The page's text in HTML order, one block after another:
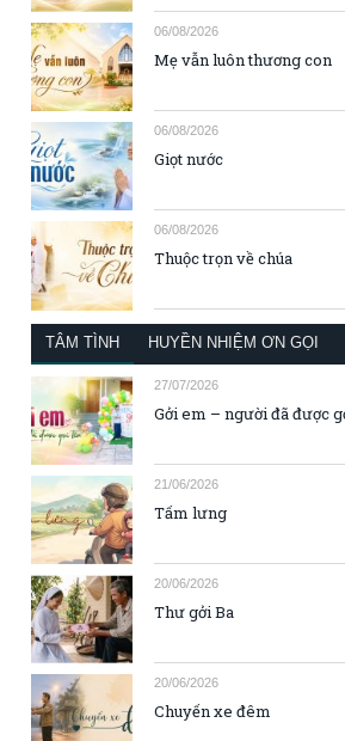
06/08/2026
Mẹ vẫn luôn thương con
06/08/2026
Giọt nước
06/08/2026
Thuộc trọn về chúa
TÂM TÌNH HUYỀN NHIỆM ƠN GỌI
27/07/2026
Gởi em – người đã được
21/06/2026
Tấm lưng
20/06/2026
Thư gởi Ba
20/06/2026
Chuyến xe đêm